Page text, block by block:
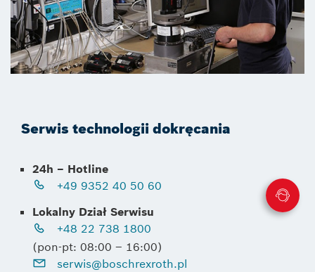
Serwis technologii dokręcania
24h – Hotline
+49 9352 40 50 60
Lokalny Dział Serwisu
+48 22 738 1800
(pon-pt: 08:00 – 16:00)
serwis@boschrexroth.pl